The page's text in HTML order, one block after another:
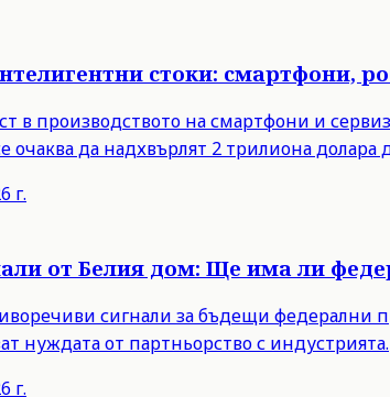
стоки: смартфони,
в производството на смартфони и
очаква да надхвърлят 2 трилиона долара
г.
от Белия дом: Ще има ли
сигнали за бъдещи федерални
нуждата от партньорство с индустрията.
г.